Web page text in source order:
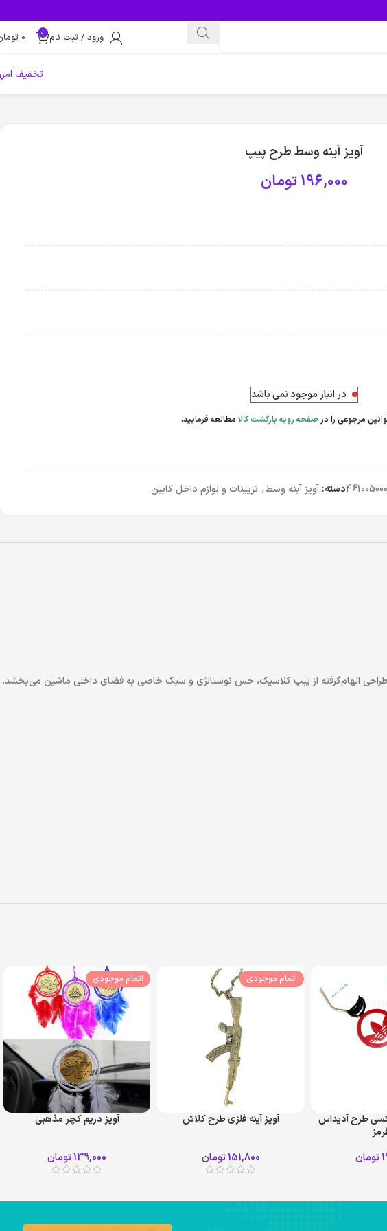
ورود / ثبت نام 0
0
تخفیف
آویز آینه وسط طرح پیپ
196,000تومان
در انبار موجود نمی باشد
مرجوعی را در صفحه رویه بازگشت کالا مطالعه فرمایید.
دسته: آویز آینه وسط, تزیینات و لوازم داخل کابین
الهام‌گرفته از پیپ کلاسیک، حس نوستالژی و سبک خاصی به فضای داخلی ماشین می‌بخشد.
طرح آدیداس
تومان
اتمام موجودی
آویز آینه فلزی طرح کلاش
151,800تومان
اتمام موجودی
آویز دریم کچر مذهبی
139,000تومان